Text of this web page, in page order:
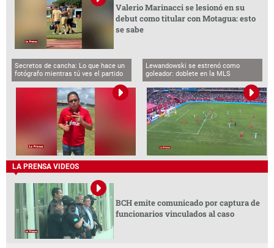
Valerio Marinacci se lesionó en su
debut como titular con Motagua: esto
se sabe
Secretos de cancha: Lo que hace un
fotógrafo mientras tú ves el partido
Lewandowski se estrenó como
goleador: doblete en la MLS
LA PRENSA VIDEOS
BCH emite comunicado por captura de
funcionarios vinculados al caso